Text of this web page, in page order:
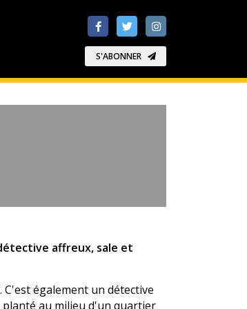
S'ABONNER
affreux, sale et
également un détective
au milieu d'un quartier